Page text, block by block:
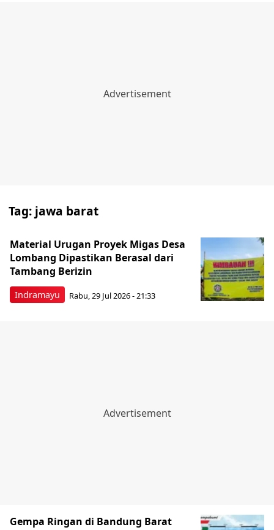
Tag: jawa barat
Indramayu
Material Urugan Proyek Migas Desa
Lombang Dipastikan Berasal dari
Tambang Berizin
Rabu, 29 Jul 2026 - 21:33
Gempa Ringan di Bandung Barat